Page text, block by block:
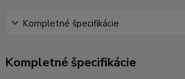
Kompletné špecifikácie
Kompletné špecifikácie